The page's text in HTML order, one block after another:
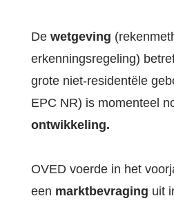
De wetgeving
erkenningsregeling)
grote niet-residentële
EPC NR) is momenteel
ontwikkeling.
OVED voerde in het
een marktbevraging uit